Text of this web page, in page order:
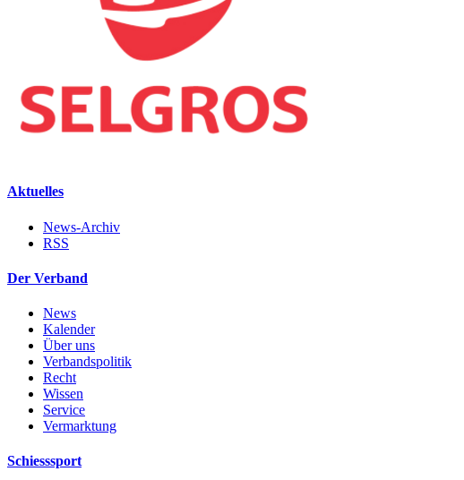
Aktuelles
News-Archiv
RSS
Der Verband
News
Kalender
Über uns
Verbandspolitik
Recht
Wissen
Service
Vermarktung
Schiesssport